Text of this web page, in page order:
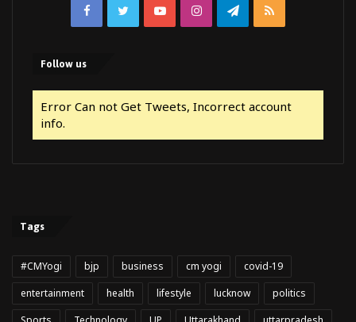
FacebookTwitterYouTubeInstagramTelegram
RSS
Follow us
Error Can not Get Tweets, Incorrect account
info.
Tags
#CMYogi bjp business cm yogi
covid-19
entertainment
health lifestyle lucknow
politics